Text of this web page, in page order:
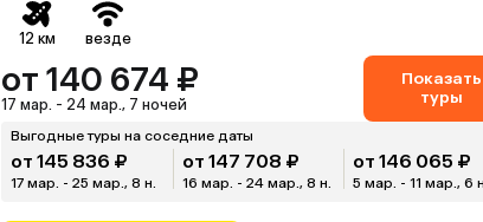
12 км везде
от 140 674 ₽
17 мар. - 24 мар., 7 ночей
Показать
туры
Выгодные туры на соседние даты
от 145 836 ₽
17 мар. - 25 мар., 8 н.
от 147 708 ₽
16 мар. - 24 мар., 8 н.
от 146 065 ₽
5 мар. - 11 мар., 6